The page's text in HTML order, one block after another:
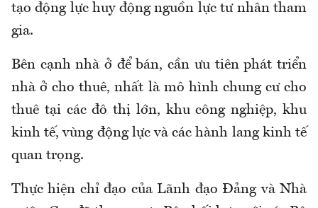
tạo động lực huy động nguồn lực tư nhân tham
gia.
Bên cạnh nhà ở để bán, cần ưu tiên phát triển
nhà ở cho thuê, nhất là mô hình chung cư cho
thuê tại các đô thị lớn, khu công nghiệp, khu
kinh tế, vùng động lực và các hành lang kinh tế
quan trọng.
Thực hiện chỉ đạo của Lãnh đạo Đảng và Nhà